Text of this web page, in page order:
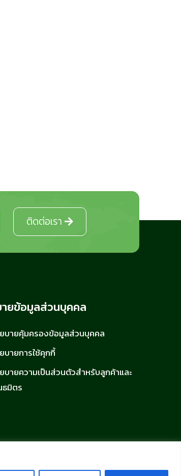
ติดต่อเรา
ายข้อมูลส่วนบุคคล
บายคุ้มครองข้อมูลส่วนบุคคล
บายการใช้คุกกี้
บายความเป็นส่วนตัวสำหรับลูกค้าและ
มิตร